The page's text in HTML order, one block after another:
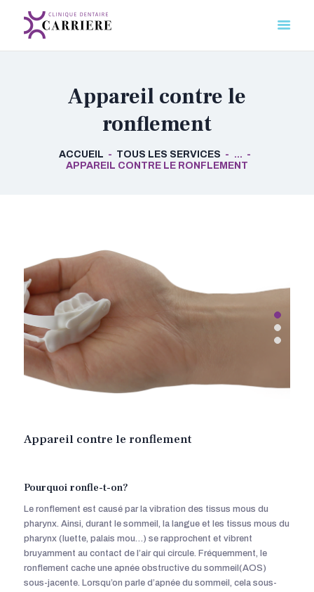
Appareil contre le
ronflement
ACCUEIL TOUS LES SERVICES
...
APPAREIL CONTRE LE RONFLEMENT
CLINIQUE DENTAIRE CARRIÈRE
NOS SOINS
UNE EXPÉRIENCE
UNIQUE
NOS CONSEILS SANTÉ
Appareil contre le ronflement
Pourquoi ronfle-t-on?
Le ronflement est causé par la vibration des tissus mous du
pharynx. Ainsi, durant le sommeil, la langue et les tissus mous du
pharynx (luette, palais mou…) se rapprochent et vibrent
bruyamment au contact de l’air qui circule. Fréquemment, le
ronflement cache une apnée obstructive du sommeil(AOS)
sous-jacente. Lorsqu’on parle d’apnée du sommeil, cela sous-